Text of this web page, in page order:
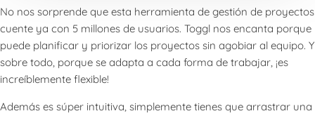
No nos sorprende que esta herramienta de gestión de proyectos
cuente ya con 5 millones de usuarios. Toggl nos encanta porque
puede planificar y priorizar los proyectos sin agobiar al equipo. Y
sobre todo, porque se adapta a cada forma de trabajar, ¡es
increíblemente flexible!
Además es súper intuitiva, simplemente tienes que arrastrar una